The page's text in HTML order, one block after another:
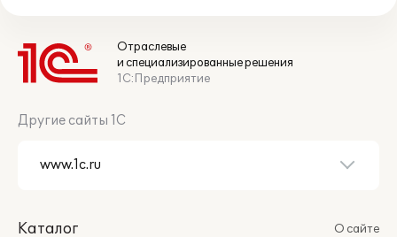
Отраслевые
и специализированные решения
1С:Предприятие
Другие сайты 1С
Каталог О сайте